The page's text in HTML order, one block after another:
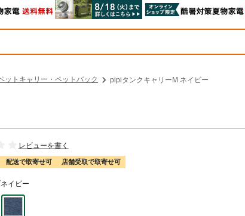
ットキャリー・ペットバック pipiタンクキャリーM ネイビー
レビューを書く
配送で取寄せ可 店舗受取で取寄せ可
ネイビー